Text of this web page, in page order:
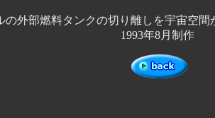
の外部燃料タンクの切り離しを宇宙空間
1993年8月制作